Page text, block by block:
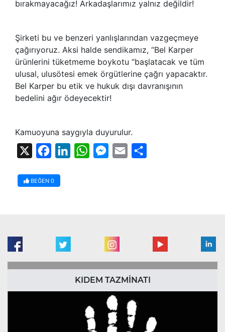
bırakmayacağız! Arkadaşlarımız yalnız değildir!
Şirketi bu ve benzeri yanlışlarından vazgeçmeye
çağırıyoruz. Aksi halde sendikamız, “Bel Karper
ürünlerini tüketmeme boykotu “başlatacak ve tüm
ulusal, ulusötesi emek örgütlerine çağrı yapacaktır.
Bel Karper bu etik ve hukuk dışı davranışının
bedelini ağır ödeyecektir!
Kamuoyuna saygıyla duyurulur.
FacebookLinkedInWhatsAppMessenger
Email
BEĞEN 0
KIDEM TAZMİNATI